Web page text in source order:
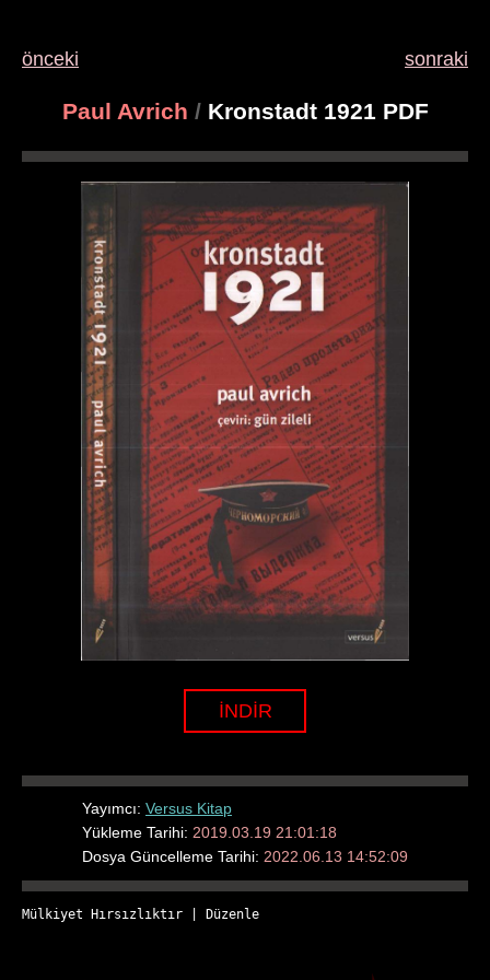
önceki sonraki
Paul Avrich /Kronstadt 1921 PDF
İNDİR
Yayımcı: Versus Kitap
Yükleme Tarihi: 2019.03.19 21:01:18
Dosya Güncelleme Tarihi: 2022.06.13 14:52:09
Mülkiyet Hırsızlıktır Düzenle